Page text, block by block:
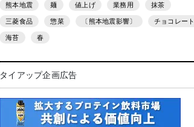
熊本地震 麺 値上げ 業務用 抹茶
三菱食品 惣菜 〔熊本地震影響〕 チョコレート
海苔 春
タイアップ企画広告